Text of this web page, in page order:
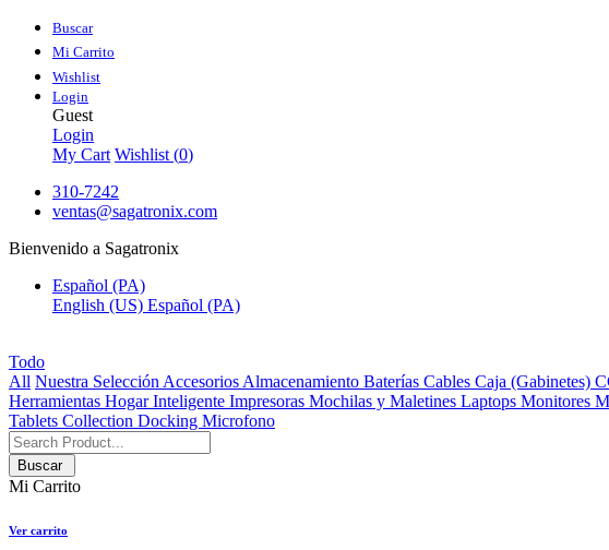
Buscar
Mi Carrito
Wishlist
Login
Guest
Login
My Cart Wishlist (0)
310-7242
ventas@sagatronix.com
Bienvenido a Sagatronix
Español (PA)
English (US) Español (PA)
Todo
All Nuestra Selección Accesorios Almacenamiento Baterías Cables Caja (Gabinetes)
Herramientas Hogar Inteligente Impresoras Mochilas y Maletines Laptops Monitores
Tablets Collection Docking Microfono
Buscar
Mi Carrito
Ver carrito